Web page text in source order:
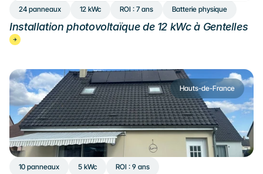
24 panneaux 12 kWc ROI : 7 ans Batterie physique
Installation photovoltaïque de 12 kWc à Gentelles
Hauts-de-France
10 panneaux 5 kWc ROI : 9 ans